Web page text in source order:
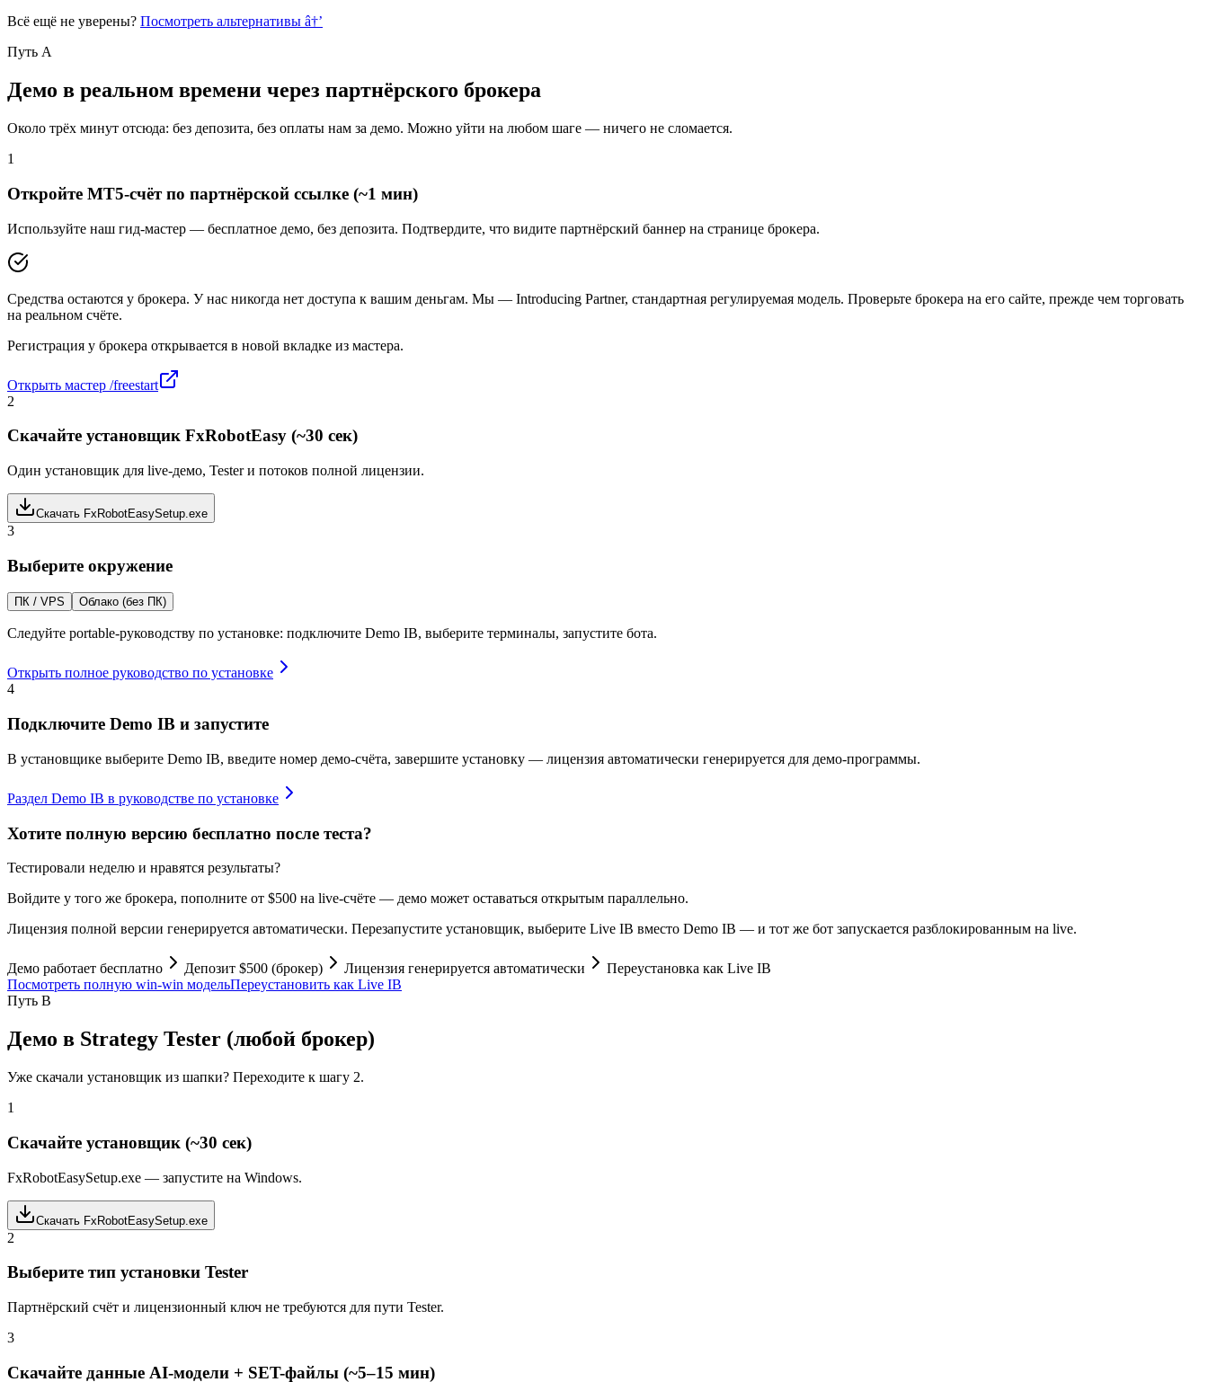
Всё ещё не уверены? Посмотреть альтернативы â†’
Путь A
Демо в реальном времени через партнёрского брокера
Около трёх минут отсюда: без депозита, без оплаты нам за демо. Можно уйти на любом шаге — ничего не сломается.
1
Откройте MT5-счёт по партнёрской ссылке (~1 мин)
Используйте наш гид-мастер — бесплатное демо, без депозита. Подтвердите, что видите партнёрский баннер на странице брокера.
Средства остаются у брокера. У нас никогда нет доступа к вашим деньгам. Мы — Introducing Partner, стандартная регулируемая модель. Проверьте брокера на его сайте, прежде чем торговать
на реальном счёте.
Регистрация у брокера открывается в новой вкладке из мастера.
Открыть мастер /freestart
2
Скачайте установщик FxRobotEasy (~30 сек)
Один установщик для live-демо, Tester и потоков полной лицензии.
Скачать FxRobotEasySetup.exe
3
Выберите окружение
ПК / VPS Облако (без ПК)
Следуйте portable-руководству по установке: подключите Demo IB, выберите терминалы, запустите бота.
Открыть полное руководство по установке
4
Подключите Demo IB и запустите
В установщике выберите Demo IB, введите номер демо-счёта, завершите установку — лицензия автоматически генерируется для демо-программы.
Раздел Demo IB в руководстве по установке
Хотите полную версию бесплатно после теста?
Тестировали неделю и нравятся результаты?
Войдите у того же брокера, пополните от $500 на live-счёте — демо может оставаться открытым параллельно.
Лицензия полной версии генерируется автоматически. Перезапустите установщик, выберите Live IB вместо Demo IB — и тот же бот запускается разблокированным на live.
Демо работает бесплатно Депозит $500 (брокер) Лицензия генерируется автоматически
Переустановка как Live IB
Посмотреть полную win-win модельПереустановить как Live IB
Путь B
Демо в Strategy Tester (любой брокер)
Уже скачали установщик из шапки? Переходите к шагу 2.
1
Скачайте установщик (~30 сек)
FxRobotEasySetup.exe — запустите на Windows.
Скачать FxRobotEasySetup.exe
2
Выберите тип установки Tester
Партнёрский счёт и лицензионный ключ не требуются для пути Tester.
3
Скачайте данные AI-модели + SET-файлы (~5–15 мин)